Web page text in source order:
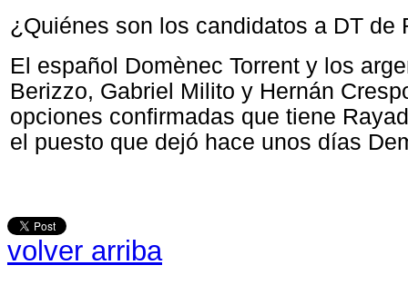
¿Quiénes son los candidatos a DT de
El español Domènec Torrent y los
Berizzo, Gabriel Milito y Hernán
opciones confirmadas que tiene
el puesto que dejó hace unos días
volver arriba